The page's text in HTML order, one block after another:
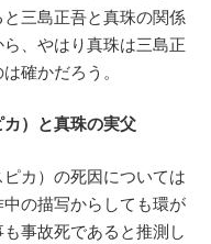
三島正吾と真珠の関係
、やはり真珠は三島正
確かだろう。
）と真珠の実父
カ）の死因については
の描写からしても環が
事故死であると推測し